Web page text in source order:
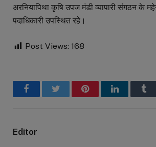
अरनियापिथा कृषि उपज मंडी व्यापारी संगठन के
पदाधिकारी उपस्थित रहे।
Post Views: 168
FacebookTwitter PinterestLinkedIn
Editor